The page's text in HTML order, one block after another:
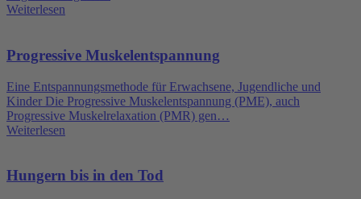
Weiterlesen
Progressive Muskelentspannung
Eine Entspannungsmethode für Erwachsene, Jugendliche und
Kinder Die Progressive Muskelentspannung (PME), auch
Progressive Muskelrelaxation (PMR) gen…
Weiterlesen
Hungern bis in den Tod